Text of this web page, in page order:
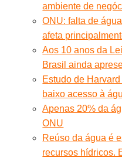
ambiente de
ONU: falta de
afeta
Aos 10 anos da
Brasil ainda
Estudo de
baixo acesso à
Apenas 20% da
ONU
Reúso da água é
recursos hídricos.